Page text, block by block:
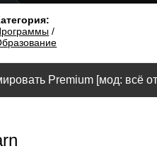
/
Premium [мод: всё